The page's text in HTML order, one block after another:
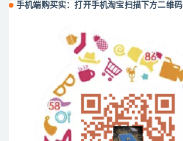
手机端购买实：打开手机淘宝扫描下方二维码